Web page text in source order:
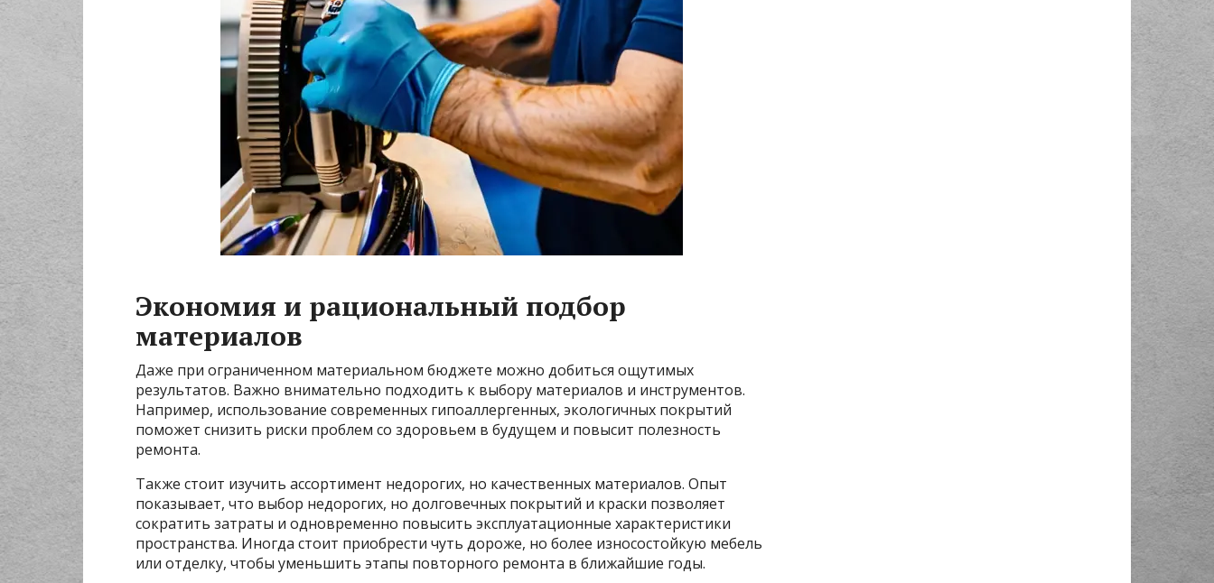
Экономия и рациональный подбор
материалов
Даже при ограниченном материальном бюджете можно добиться ощутимых
результатов. Важно внимательно подходить к выбору материалов и инструментов.
Например, использование современных гипоаллергенных, экологичных покрытий
поможет снизить риски проблем со здоровьем в будущем и повысит полезность
ремонта.
Также стоит изучить ассортимент недорогих, но качественных материалов. Опыт
показывает, что выбор недорогих, но долговечных покрытий и краски позволяет
сократить затраты и одновременно повысить эксплуатационные характеристики
пространства. Иногда стоит приобрести чуть дороже, но более износостойкую мебель
или отделку, чтобы уменьшить этапы повторного ремонта в ближайшие годы.